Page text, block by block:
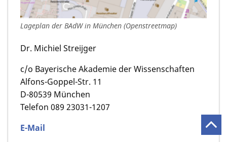
Lageplan der BAdW in München (Openstreetmap)
Dr. Michiel Streijger
c/o Bayerische Akademie der Wissenschaften
Alfons-Goppel-Str. 11
D-80539 München
Telefon 089 23031-1207
E-Mail